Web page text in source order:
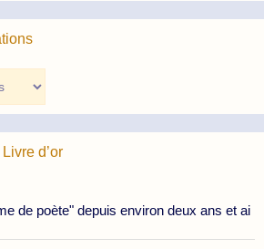
d’or
de poète" depuis environ deux ans et ai